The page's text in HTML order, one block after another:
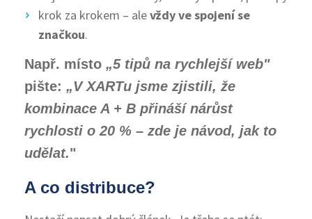
krok za krokem – alevždy ve spojení se
značkou.
Např. místo „5 tipů na rychlejší web"
pište: „V XARTu jsme zjistili, že
kombinace A + B přináší nárůst
rychlosti o 20 % – zde je návod, jak to
udělat."
A co distribuce?